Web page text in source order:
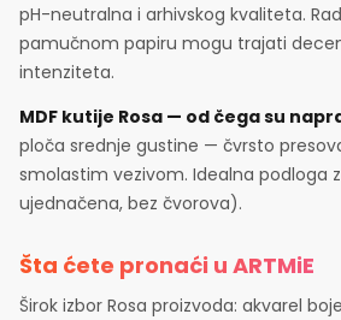
pH-neutralna i arhivskog kvaliteta.
pamučnom papiru mogu trajati
intenziteta.
MDF kutije Rosa — od čega su
ploča srednje gustine — čvrsto
smolastim vezivom. Idealna podloga
ujednačena, bez čvorova).
Šta ćete pronaći u ARTMiE
Širok izbor Rosa proizvoda: akvarel